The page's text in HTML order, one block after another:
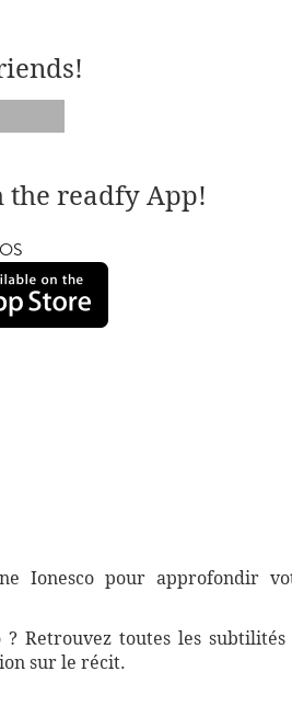
the readfy App!
Ionesco pour approfondir
Retrouvez toutes les subtilités
sur le récit.